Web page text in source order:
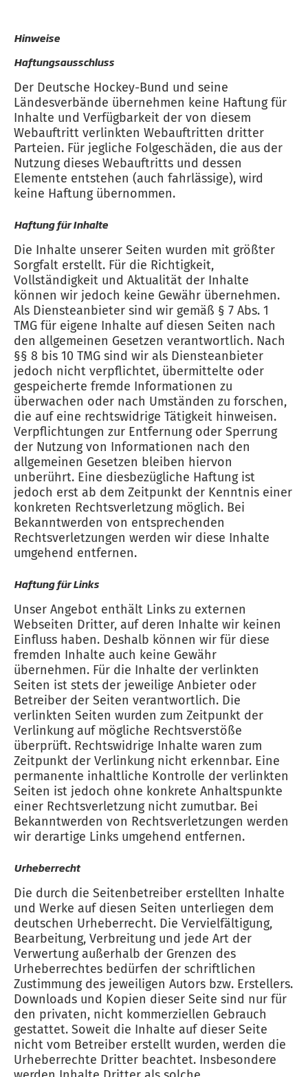
Hinweise
Haftungsausschluss
Der Deutsche Hockey-Bund und seine
Ländesverbände übernehmen keine Haftung für
Inhalte und Verfügbarkeit der von diesem
Webauftritt verlinkten Webauftritten dritter
Parteien. Für jegliche Folgeschäden, die aus der
Nutzung dieses Webauftritts und dessen
Elemente entstehen (auch fahrlässige), wird
keine Haftung übernommen.
Haftung für Inhalte
Die Inhalte unserer Seiten wurden mit größter
Sorgfalt erstellt. Für die Richtigkeit,
Vollständigkeit und Aktualität der Inhalte
können wir jedoch keine Gewähr übernehmen.
Als Diensteanbieter sind wir gemäß § 7 Abs. 1
TMG für eigene Inhalte auf diesen Seiten nach
den allgemeinen Gesetzen verantwortlich. Nach
§§ 8 bis 10 TMG sind wir als Diensteanbieter
jedoch nicht verpflichtet, übermittelte oder
gespeicherte fremde Informationen zu
überwachen oder nach Umständen zu forschen,
die auf eine rechtswidrige Tätigkeit hinweisen.
Verpflichtungen zur Entfernung oder Sperrung
der Nutzung von Informationen nach den
allgemeinen Gesetzen bleiben hiervon
unberührt. Eine diesbezügliche Haftung ist
jedoch erst ab dem Zeitpunkt der Kenntnis einer
konkreten Rechtsverletzung möglich. Bei
Bekanntwerden von entsprechenden
Rechtsverletzungen werden wir diese Inhalte
umgehend entfernen.
Haftung für Links
Unser Angebot enthält Links zu externen
Webseiten Dritter, auf deren Inhalte wir keinen
Einfluss haben. Deshalb können wir für diese
fremden Inhalte auch keine Gewähr
übernehmen. Für die Inhalte der verlinkten
Seiten ist stets der jeweilige Anbieter oder
Betreiber der Seiten verantwortlich. Die
verlinkten Seiten wurden zum Zeitpunkt der
Verlinkung auf mögliche Rechtsverstöße
überprüft. Rechtswidrige Inhalte waren zum
Zeitpunkt der Verlinkung nicht erkennbar. Eine
permanente inhaltliche Kontrolle der verlinkten
Seiten ist jedoch ohne konkrete Anhaltspunkte
einer Rechtsverletzung nicht zumutbar. Bei
Bekanntwerden von Rechtsverletzungen werden
wir derartige Links umgehend entfernen.
Urheberrecht
Die durch die Seitenbetreiber erstellten Inhalte
und Werke auf diesen Seiten unterliegen dem
deutschen Urheberrecht. Die Vervielfältigung,
Bearbeitung, Verbreitung und jede Art der
Verwertung außerhalb der Grenzen des
Urheberrechtes bedürfen der schriftlichen
Zustimmung des jeweiligen Autors bzw. Erstellers.
Downloads und Kopien dieser Seite sind nur für
den privaten, nicht kommerziellen Gebrauch
gestattet. Soweit die Inhalte auf dieser Seite
nicht vom Betreiber erstellt wurden, werden die
Urheberrechte Dritter beachtet. Insbesondere